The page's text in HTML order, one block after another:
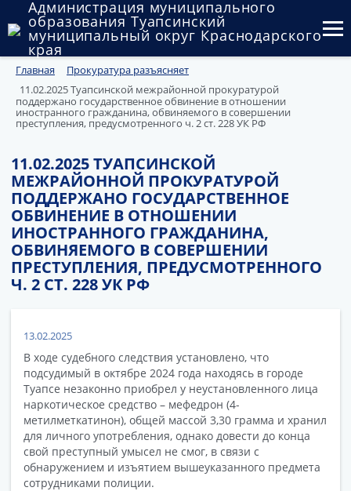
Администрация муниципального
образования Туапсинский
муниципальный округ Краснодарского
края
Округ
Администрация
Государственный и муниципальный контроль
Муниципальное имущество
Публичные слушания и общественные обсуждения
Документы
Главная
Прокуратура разъясняет
11.02.2025 Туапсинской межрайонной прокуратурой
поддержано государственное обвинение в отношении
иностранного гражданина, обвиняемого в совершении
преступления, предусмотренного ч. 2 ст. 228 УК РФ
11.02.2025 ТУАПСИНСКОЙ
МЕЖРАЙОННОЙ ПРОКУРАТУРОЙ
ПОДДЕРЖАНО ГОСУДАРСТВЕННОЕ
ОБВИНЕНИЕ В ОТНОШЕНИИ
ИНОСТРАННОГО ГРАЖДАНИНА,
ОБВИНЯЕМОГО В СОВЕРШЕНИИ
ПРЕСТУПЛЕНИЯ, ПРЕДУСМОТРЕННОГО
Ч. 2 СТ. 228 УК РФ
13.02.2025
В ходе судебного следствия установлено, что
подсудимый в октябре 2024 года находясь в городе
Туапсе незаконно приобрел у неустановленного лица
наркотическое средство – мефедрон (4-
метилметкатинон), общей массой 3,30 грамма и хранил
для личного употребления, однако довести до конца
свой преступный умысел не смог, в связи с
обнаружением и изъятием вышеуказанного предмета
сотрудниками полиции.